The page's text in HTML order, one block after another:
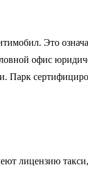
Это
офис
Парк
лицензию